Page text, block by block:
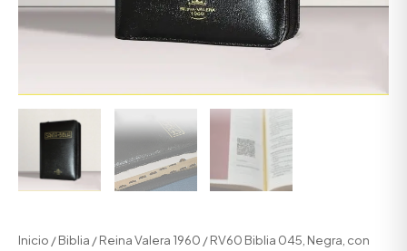
Inicio /Biblia /Reina Valera 1960 / RV60 Biblia 045, Negra, con